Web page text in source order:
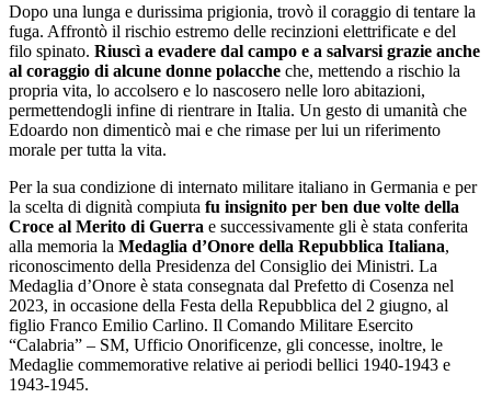
Dopo una lunga e durissima prigionia, trovò il coraggio di tentare la
fuga. Affrontò il rischio estremo delle recinzioni elettrificate e del
filo spinato. Riuscì a evadere dal campo e a salvarsi grazie anche
al coraggio di alcune donne polacche che, mettendo a rischio la
propria vita, lo accolsero e lo nascosero nelle loro abitazioni,
permettendogli infine di rientrare in Italia. Un gesto di umanità che
Edoardo non dimenticò mai e che rimase per lui un riferimento
morale per tutta la vita.
Per la sua condizione di internato militare italiano in Germania e per
la scelta di dignità compiuta fu insignito per ben due volte della
Croce al Merito di Guerra e successivamente gli è stata conferita
alla memoria la Medaglia d’Onore della Repubblica Italiana,
riconoscimento della Presidenza del Consiglio dei Ministri. La
Medaglia d’Onore è stata consegnata dal Prefetto di Cosenza nel
2023, in occasione della Festa della Repubblica del 2 giugno, al
figlio Franco Emilio Carlino. Il Comando Militare Esercito
“Calabria” – SM, Ufficio Onorificenze, gli concesse, inoltre, le
Medaglie commemorative relative ai periodi bellici 1940-1943 e
1943-1945.